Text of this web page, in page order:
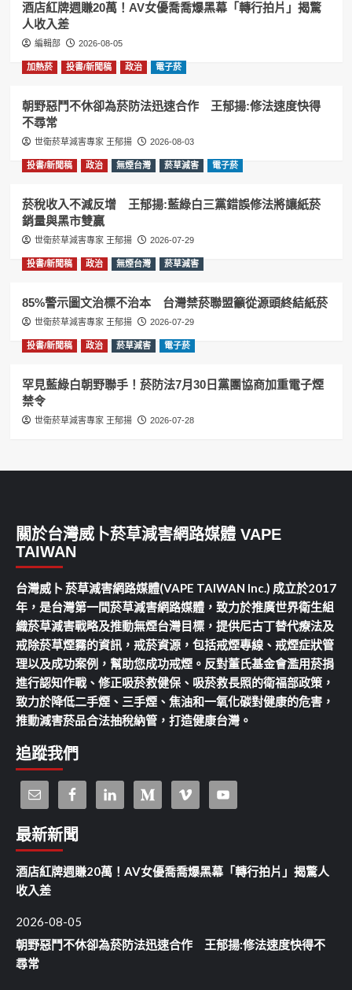
酒店紅牌週賺20萬！AV女優喬喬爆黑幕「轉行拍片」揭驚
人收入差
編輯部 2026-08-05
加熱菸 投書/新聞稿 政治 電子菸
朝野惡鬥不休卻為菸防法迅速合作 王郁揚:修法速度快得
不尋常
世衛菸草減害專家 王郁揚 2026-08-03
投書/新聞稿 政治 無煙台灣 菸草減害 電子菸
菸稅收入不減反增 王郁揚:藍綠白三黨錯誤修法將讓紙菸
銷量與黑市雙贏
世衛菸草減害專家 王郁揚 2026-07-29
投書/新聞稿 政治 無煙台灣 菸草減害
85%警示圖文治標不治本 台灣禁菸聯盟籲從源頭終結紙菸
世衛菸草減害專家 王郁揚 2026-07-29
投書/新聞稿 政治 菸草減害 電子菸
罕見藍綠白朝野聯手！菸防法7月30日黨團協商加重電子煙
禁令
世衛菸草減害專家 王郁揚 2026-07-28
關於台灣威卜菸草減害網路媒體 VAPE
TAIWAN
台灣威卜 菸草減害網路媒體(VAPE TAIWAN Inc.) 成立於2017
年，是台灣第一間菸草減害網路媒體，致力於推廣世界衛生組
織菸草減害戰略及推動無煙台灣目標，提供尼古丁替代療法及
戒除菸草煙霧的資訊，戒菸資源，包括戒煙專線、戒煙症狀管
理以及成功案例，幫助您成功戒煙。反對董氏基金會濫用菸捐
進行認知作戰、修正吸菸救健保、吸菸救長照的衛福部政策，
致力於降低二手煙、三手煙、焦油和一氧化碳對健康的危害，
推動減害菸品合法抽稅納管，打造健康台灣。
追蹤我們
最新新聞
酒店紅牌週賺20萬！AV女優喬喬爆黑幕「轉行拍片」揭驚人
收入差
2026-08-05
朝野惡鬥不休卻為菸防法迅速合作 王郁揚:修法速度快得不
尋常